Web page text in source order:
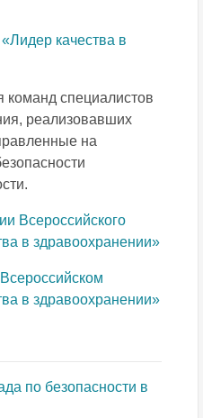
качества в
команд специалистов
реализовавших
на
Всероссийского
в здравоохранении»
в здравоохранении»
по безопасности в